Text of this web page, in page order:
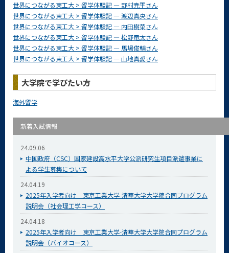
世界につながる東工大 > 留学体験記 — 野村尭平さん
世界につながる東工大 > 留学体験記 — 渡辺真央さん
世界につながる東工大 > 留学体験記 — 内田樹菜さん
世界につながる東工大 > 留学体験記 — 松野竜太さん
世界につながる東工大 > 留学体験記 — 馬場俊輔さん
世界につながる東工大 > 留学体験記 — 山地真愛さん
大学院で学びたい方
海外留学
新着入試情報
24.09.06
中国政府（CSC）国家建設高水平大学公派研究生項目派遣事業に
よる学生募集について
24.04.19
2025年入学者向け 東京工業大学-清華大学大学院合同プログラム
説明会（社会理工学コース）
24.04.18
2025年入学者向け 東京工業大学-清華大学大学院合同プログラム
説明会（バイオコース）